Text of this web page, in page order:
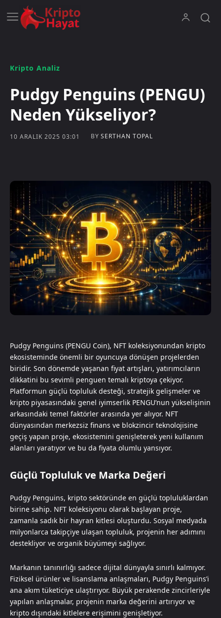
Kripto Analiz
Pudgy Penguins (PENGU)
Neden Yükseliyor?
10 ARALIK 2025 03:01 BY SERTHAN TOPAL
Pudgy Penguins (PENGU Coin), NFT koleksiyonundan kripto
ekosisteminde önemli bir oyuncuya dönüşen projelerden
biridir. Son dönemde yaşanan fiyat artışları, yatırımcıların
dikkatini bu sevimli penguen temalı kriptoya çekiyor.
Platformun güçlü topluluk desteği, stratejik gelişmeler ve
kripto piyasasındaki genel iyimserlik PENGU’nun yükselişinin
arkasındaki temel faktörler arasında yer alıyor. NFT
dünyasından merkezsiz finans ve blokzincir teknolojisine
geçiş yapan proje, ekosistemini genişleterek yeni kullanım
alanları yaratıyor ve bu da fiyata olumlu yansıyor.
Güçlü Topluluk ve Marka Değeri
Pudgy Penguins, kripto sektöründe en güçlü topluluklardan
birine sahip. NFT koleksiyonu olarak başlayan proje,
zamanla sadık bir hayran kitlesi oluşturdu. Sosyal medyada
milyonlarca takipçiye ulaşan topluluk, projenin her adımını
destekliyor ve organik büyümeyi sağlıyor.
Markanın tanınırlığı sadece dijital dünyayla sınırlı kalmıyor.
Fiziksel ürünler ve lisanslama anlaşmaları, Pudgy Penguins’i
ana akım tüketiciye ulaştırıyor. Büyük perakende zincirleriyle
yapılan anlaşmalar, projenin marka değerini artırıyor ve
kripto dışındaki kitlelere erişimini genişletiyor.